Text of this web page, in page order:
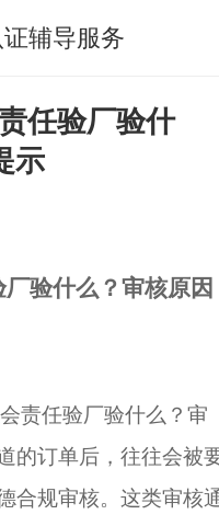
辅导服务
任验厂验什
示
验什么？审核原因
责任验厂验什么？审
的订单后，往往会被
合规审核。这类审核